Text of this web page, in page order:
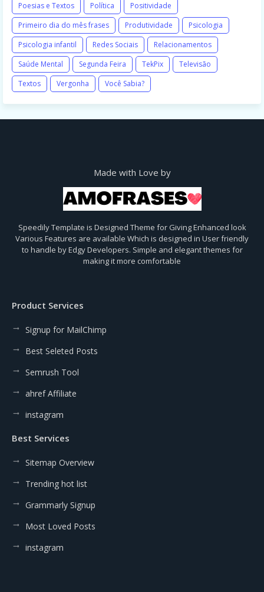
Poesias e Textos
Política
Positividade
Primeiro dia do mês frases
Produtividade
Psicologia
Psicologia infantil
Redes Sociais
Relacionamentos
Saúde Mental
Segunda Feira TekPix
Televisão
Textos
Vergonha Você Sabia?
Made with Love by
Speedily Template is Designed Theme for Giving Enhanced look
Various Features are available Which is designed in User friendly
to handle by Edgy Developers. Simple and elegant themes for
making it more comfortable
Product Services
Signup for MailChimp
Best Seleted Posts
Semrush Tool
ahref Affiliate
instagram
Best Services
Sitemap Overview
Trending hot list
Grammarly Signup
Most Loved Posts
instagram